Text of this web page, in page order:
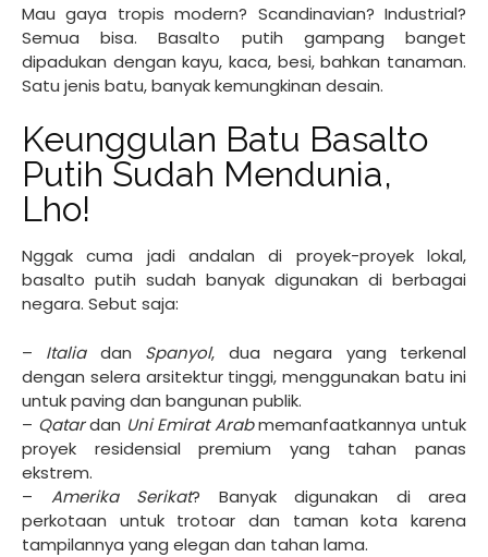
Mau gaya tropis modern? Scandinavian? Industrial?
Semua bisa. Basalto putih gampang banget
dipadukan dengan kayu, kaca, besi, bahkan tanaman.
Satu jenis batu, banyak kemungkinan desain.
Keunggulan Batu Basalto
Putih Sudah Mendunia,
Lho!
Nggak cuma jadi andalan di proyek-proyek lokal,
basalto putih sudah banyak digunakan di berbagai
negara. Sebut saja:
– Italiadan Spanyol, dua negara yang terkenal
dengan selera arsitektur tinggi, menggunakan batu ini
untuk paving dan bangunan publik.
– Qatardan Uni Emirat Arabmemanfaatkannya untuk
proyek residensial premium yang tahan panas
ekstrem.
– Amerika Serikat? Banyak digunakan di area
perkotaan untuk trotoar dan taman kota karena
tampilannya yang elegan dan tahan lama.